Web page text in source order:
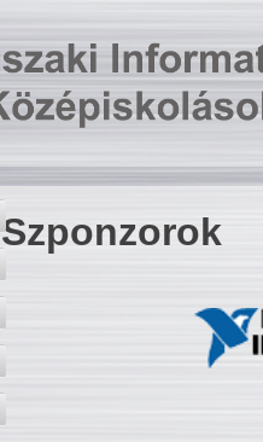
Szponzorok